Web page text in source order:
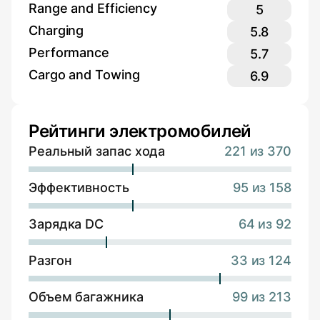
Range and Efficiency
5
Charging
5.8
Performance
5.7
Cargo and Towing
6.9
Рейтинги электромобилей
Реальный запас хода 221 из 370
Эффективность 95 из 158
Зарядка DC 64 из 92
Разгон 33 из 124
Объем багажника 99 из 213